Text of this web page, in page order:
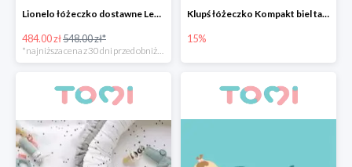
Lionelo łóżeczko dostawne Leonie Grey Stone -12%
484.00 zł548.00 zł*
Klupś łóżeczko Kompakt biel tanie 15%
15%